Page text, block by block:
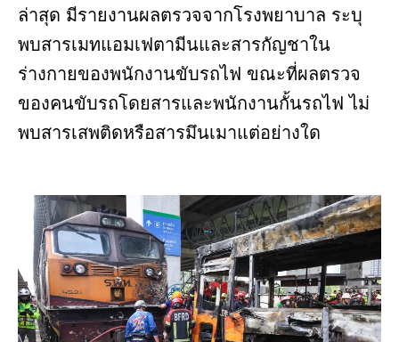
ล่าสุด มีรายงานผลตรวจจากโรงพยาบาล ระบุ
พบสารเมทแอมเฟตามีนและสารกัญชาใน
ร่างกายของพนักงานขับรถไฟ ขณะที่ผลตรวจ
ของคนขับรถโดยสารและพนักงานกั้นรถไฟ ไม่
พบสารเสพติดหรือสารมึนเมาแต่อย่างใด